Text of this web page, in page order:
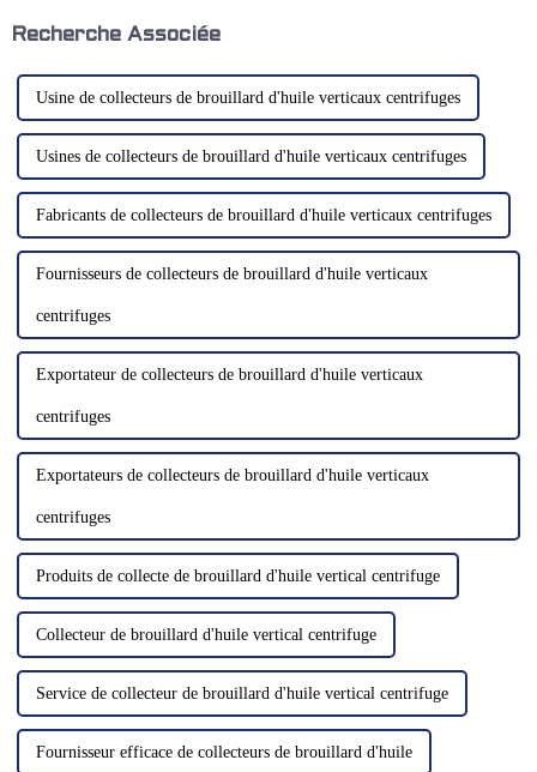
d'extraction des brouillards
pour maintenir…
Recherche Associée
Usine de collecteurs de brouillard d'huile verticaux centrifuges
Usines de collecteurs de brouillard d'huile verticaux centrifuges
Fabricants de collecteurs de brouillard d'huile verticaux centrifuges
Fournisseurs de collecteurs de brouillard d'huile verticaux
centrifuges
Exportateur de collecteurs de brouillard d'huile verticaux
centrifuges
Exportateurs de collecteurs de brouillard d'huile verticaux
centrifuges
Produits de collecte de brouillard d'huile vertical centrifuge
Collecteur de brouillard d'huile vertical centrifuge
Service de collecteur de brouillard d'huile vertical centrifuge
Fournisseur efficace de collecteurs de brouillard d'huile